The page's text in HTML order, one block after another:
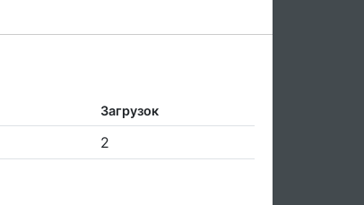
Загрузок
2